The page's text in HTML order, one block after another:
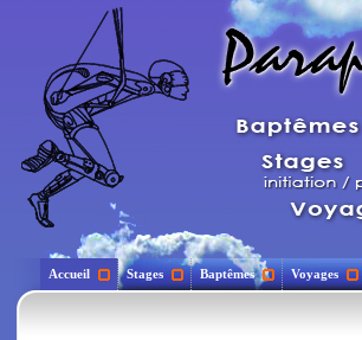
Accueil Stages Baptêmes Voyages